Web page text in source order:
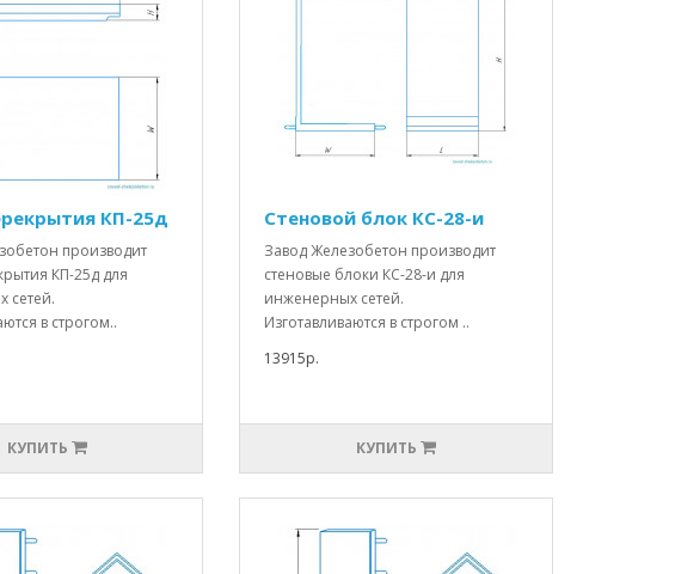
КП-25д
производит
КП-25д для
сетей.
в строгом..
КУПИТЬ
Стеновой блок КС-28-и
Завод Железобетон производит
стеновые блоки КС-28-и для
инженерных сетей.
Изготавливаются в строгом ..
13915р.
КУПИТЬ